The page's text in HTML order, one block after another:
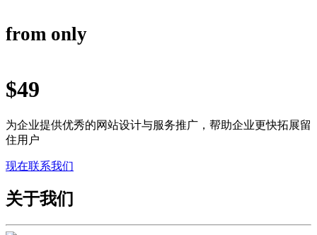
from only
$49
为企业提供优秀的网站设计与服务推广，帮助企业更快拓展留
住用户
现在联系我们
关于我们